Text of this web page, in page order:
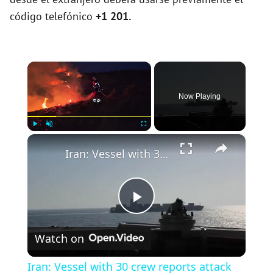
código telefónico +1 201.
×
Now Playing
×
P
l
Iran: Vessel with 30 crew reports attack near Strait of Hormuz, seeks assistance.
Watch on
Iran: Vessel with 30 crew reports attack